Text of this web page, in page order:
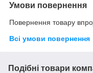
Умови повернення
Повернення товару
Всі умови повернення
Подібні товари